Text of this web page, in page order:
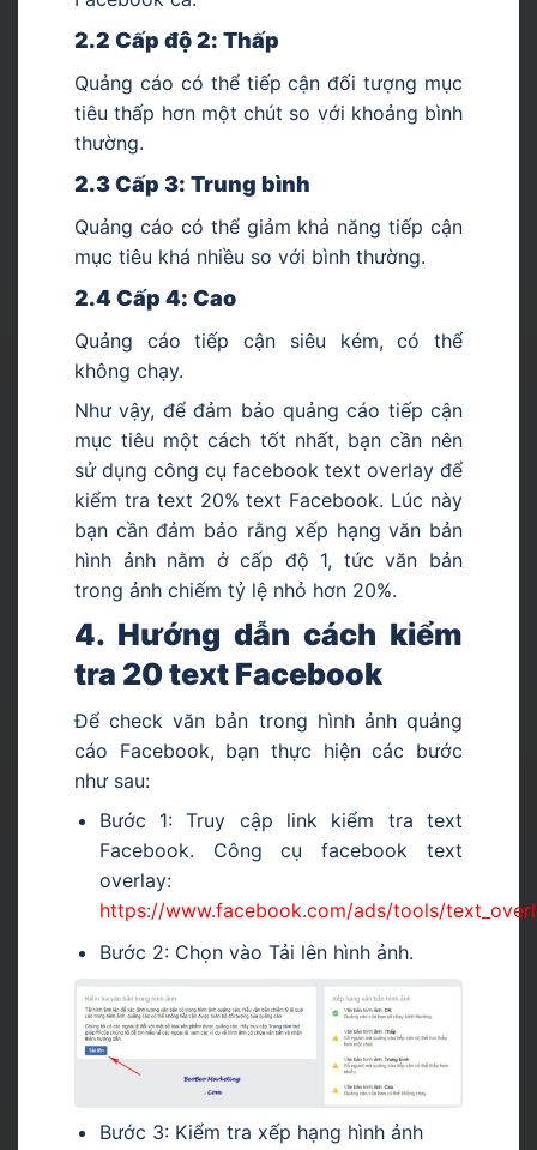
2.2 Cấp độ 2: Thấp
Quảng cáo có thể tiếp cận đối tượng mục
tiêu thấp hơn một chút so với khoảng bình
thường.
2.3 Cấp 3: Trung bình
Quảng cáo có thể giảm khả năng tiếp cận
mục tiêu khá nhiều so với bình thường.
2.4 Cấp 4: Cao
Quảng cáo tiếp cận siêu kém, có thể
không chạy.
Như vậy, để đảm bảo quảng cáo tiếp cận
mục tiêu một cách tốt nhất, bạn cần nên
sử dụng công cụ facebook text overlay để
kiểm tra text 20% text Facebook. Lúc này
bạn cần đảm bảo rằng xếp hạng văn bản
hình ảnh nằm ở cấp độ 1, tức văn bản
trong ảnh chiếm tỷ lệ nhỏ hơn 20%.
4. Hướng dẫn cách kiểm
tra 20 text Facebook
Để check văn bản trong hình ảnh quảng
cáo Facebook, bạn thực hiện các bước
như sau:
Bước 1: Truy cập link kiểm tra text
Facebook. Công cụ facebook text
overlay:
https://www.facebook.com/ads/tools/
Bước 2: Chọn vào Tải lên hình ảnh.
Bước 3: Kiểm tra xếp hạng hình ảnh